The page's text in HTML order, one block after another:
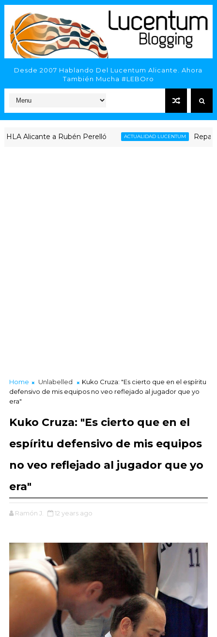
Desde 2007 Hablando Del Lucentum Alicante. Ahora
También Mucha #LEBOro
a Rubén Perelló ACTUALIDAD LUCENTUM Repaso al
Home Unlabelled
Kuko Cruza: "Es cierto que en el espíritu
defensivo de mis equipos no veo reflejado al jugador que yo
era"
Kuko Cruza: "Es cierto que en el
espíritu defensivo de mis equipos
no veo reflejado al jugador que yo
era"
Ramón J. 12 years ago